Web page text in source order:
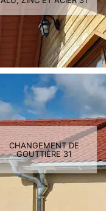
CHANGEMENT DE
GOUTTIÈRE 31